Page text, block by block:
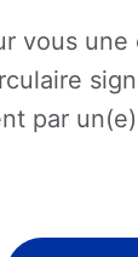
vous
par